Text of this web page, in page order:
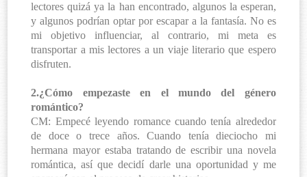
lectores quizá ya la han encontrado, algunos la esperan,
y algunos podrían optar por escapar a la fantasía. No es
mi objetivo influenciar, al contrario, mi meta es
transportar a mis lectores a un viaje literario que espero
disfruten.
2.¿Cómo empezaste en el mundo del género
romántico?
CM: Empecé leyendo romance cuando tenía alrededor
de doce o trece años. Cuando tenía dieciocho mi
hermana mayor estaba tratando de escribir una novela
romántica, así que decidí darle una oportunidad y me